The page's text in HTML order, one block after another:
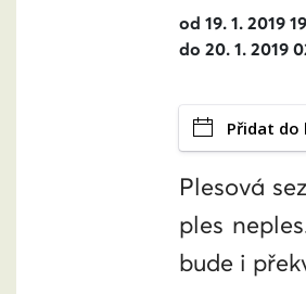
od 19. 1. 2019
do 20. 1. 2019
Přidat do
Plesová
ples
bude i